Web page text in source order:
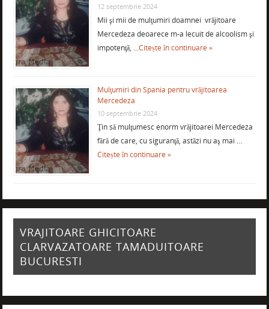
12 septembrie 2024
Mii şi mii de mulţumiri doamnei vrăjitoare
Mercedeza deoarece m-a lecuit de alcoolism şi
impotenţă, …Citește în continuare »
Mulţumiri din Spania pentru vrăjitoarea
Mercedeza
10 septembrie 2024
Ţin să mulţumesc enorm vrăjitoarei Mercedeza
fără de care, cu siguranţă, astăzi nu aş mai …
Citește în continuare »
VRAJITOARE GHICITOARE
CLARVAZATOARE TAMADUITOARE
BUCURESTI